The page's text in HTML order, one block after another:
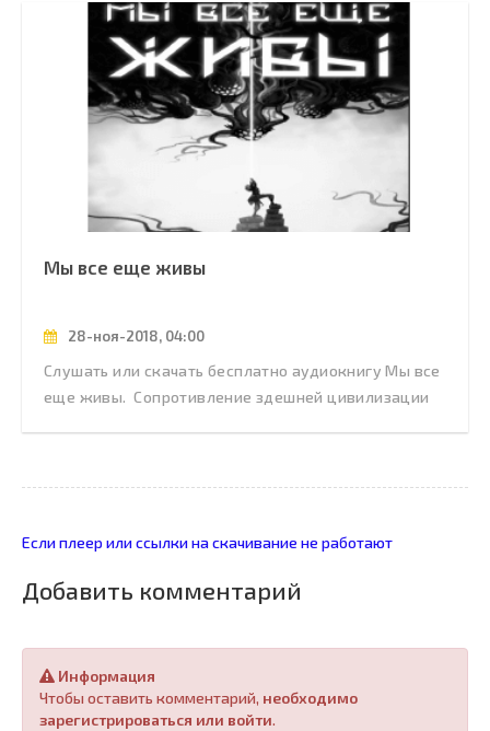
Мы все еще живы
28-ноя-2018, 04:00
Слушать или скачать бесплатно аудиокнигу Мы все
еще живы. Сопротивление здешней цивилизации
Если плеер или ссылки на скачивание не работают
Добавить комментарий
Информация
Чтобы оставить комментарий, необходимо
зарегистрироваться или войти.